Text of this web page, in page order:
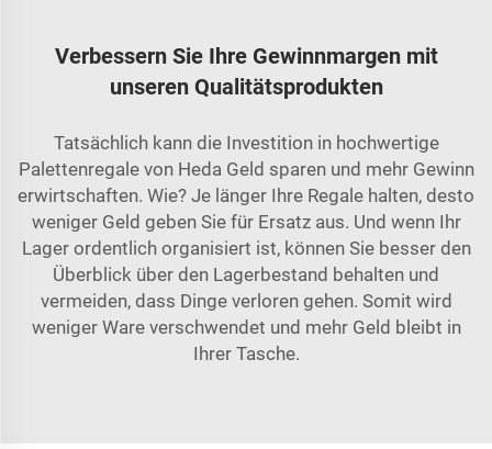
Verbessern Sie Ihre Gewinnmargen mit
unseren Qualitätsprodukten
Tatsächlich kann die Investition in hochwertige
Palettenregale von Heda Geld sparen und mehr Gewinn
erwirtschaften. Wie? Je länger Ihre Regale halten, desto
weniger Geld geben Sie für Ersatz aus. Und wenn Ihr
Lager ordentlich organisiert ist, können Sie besser den
Überblick über den Lagerbestand behalten und
vermeiden, dass Dinge verloren gehen. Somit wird
weniger Ware verschwendet und mehr Geld bleibt in
Ihrer Tasche.